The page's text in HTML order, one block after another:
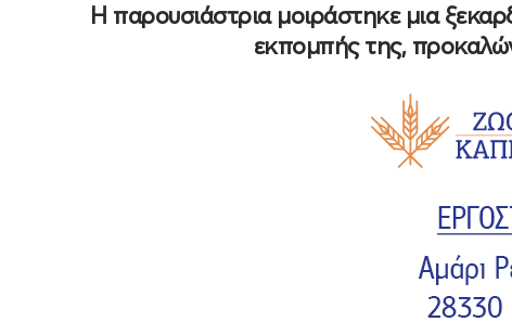
Η παρουσιάστρια μοιράστηκε μια
εκπομπής της,